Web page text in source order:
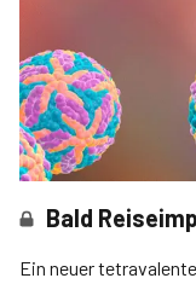
Bald
Ein neuer